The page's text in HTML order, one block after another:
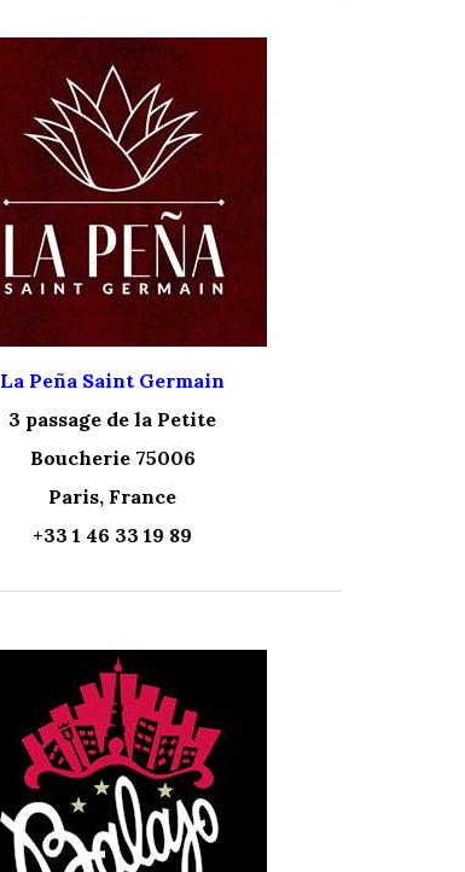
La Peña Saint Germain
3 passage de la Petite
Boucherie 75006
Paris, France
+33 1 46 33 19 89